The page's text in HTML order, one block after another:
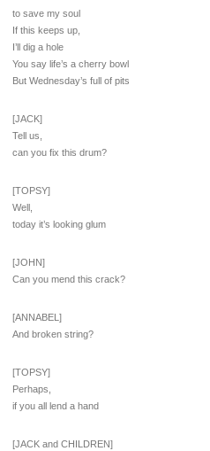
to save my soul
If this keeps up,
I’ll dig a hole
You say life’s a cherry bowl
But Wednesday’s full of pits
[JACK]
Tell us,
can you fix this drum?
[TOPSY]
Well,
today it’s looking glum
[JOHN]
Can you mend this crack?
[ANNABEL]
And broken string?
[TOPSY]
Perhaps,
if you all lend a hand
[JACK and CHILDREN]